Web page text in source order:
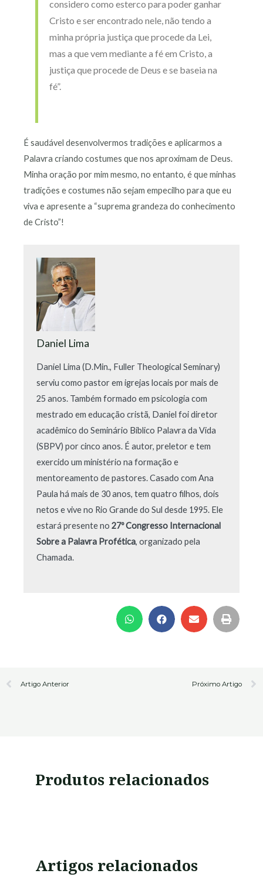
considero como esterco para poder ganhar
Cristo e ser encontrado nele, não tendo a
minha própria justiça que procede da Lei,
mas a que vem mediante a fé em Cristo, a
justiça que procede de Deus e se baseia na
fé”.
É saudável desenvolvermos tradições e aplicarmos a
Palavra criando costumes que nos aproximam de Deus.
Minha oração por mim mesmo, no entanto, é que minhas
tradições e costumes não sejam empecilho para que eu
viva e apresente a “suprema grandeza do conhecimento
de Cristo”!
Daniel Lima
Daniel Lima (D.Min., Fuller Theological Seminary)
serviu como pastor em igrejas locais por mais de
25 anos. Também formado em psicologia com
mestrado em educação cristã, Daniel foi diretor
acadêmico do Seminário Bíblico Palavra da Vida
(SBPV) por cinco anos. É autor, preletor e tem
exercido um ministério na formação e
mentoreamento de pastores. Casado com Ana
Paula há mais de 30 anos, tem quatro filhos, dois
netos e vive no Rio Grande do Sul desde 1995. Ele
estará presente no 27º Congresso Internacional
Sobre a Palavra Profética, organizado pela
Chamada.
Prev
Artigo Anterior Próximo Artigo
Produtos relacionados
Artigos relacionados